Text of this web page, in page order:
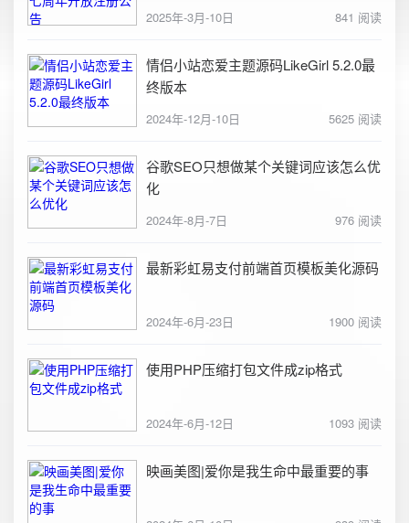
2025年-3月-10日 841 阅读
情侣小站恋爱主题源码LikeGirl 5.2.0最
终版本
2024年-12月-10日 5625 阅读
谷歌SEO只想做某个关键词应该怎么优
化
2024年-8月-7日 976 阅读
最新彩虹易支付前端首页模板美化源码
2024年-6月-23日 1900 阅读
使用PHP压缩打包文件成zip格式
2024年-6月-12日 1093 阅读
映画美图|爱你是我生命中最重要的事